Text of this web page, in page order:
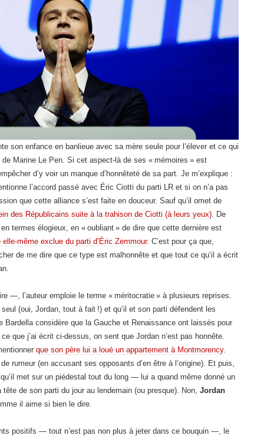
son enfance en banlieue avec sa mère seule pour l’élever et ce qui
de Marine Le Pen. Si cet aspect-là de ses « mémoires » est
d’y voir un manque d’honnêteté de sa part. Je m’explique :
l’accord passé avec Éric Ciotti du parti LR et si on n’a pas
que cette alliance s’est faite en douceur. Sauf qu’il omet de
des Républicains suite à la trahison de Ciotti (à leurs yeux) . De
termes élogieux, en « oubliant » de dire que cette dernière est
même exclue du parti d’Éric Zemmour. C’est pour ça que,
de me dire que ce type est malhonnête et que tout ce qu’il a écrit
—, l’auteur emploie le terme « méritocratie » à plusieurs reprises.
(oui, Jordan, tout à fait !) et qu’il et son parti défendent les
Bardella considère que la Gauche et Renaissance ont laissés pour
que j’ai écrit ci-dessus, on sent que Jordan n’est pas honnête.
que son père lui a loué un appartement à Montmorency.
rumeur (en accusant ses opposants d’en être à l’origine). Et puis,
met sur un piédestal tout du long — lui a quand même donné un
de son parti du jour au lendemain (ou presque). Non, Jordan
il aime si bien le dire.
positifs — tout n’est pas non plus à jeter dans ce bouquin —, le